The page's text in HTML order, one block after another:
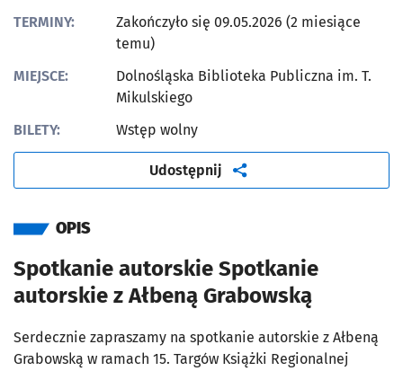
TERMINY:
Zakończyło się 09.05.2026 (2 miesiące
temu)
MIEJSCE:
Dolnośląska Biblioteka Publiczna im. T.
Mikulskiego
BILETY:
Wstęp wolny
Udostępnij artykuł
OPIS
Spotkanie autorskie Spotkanie
autorskie z Ałbeną Grabowską
Serdecznie zapraszamy na spotkanie autorskie z Ałbeną
Grabowską w ramach 15. Targów Książki Regionalnej